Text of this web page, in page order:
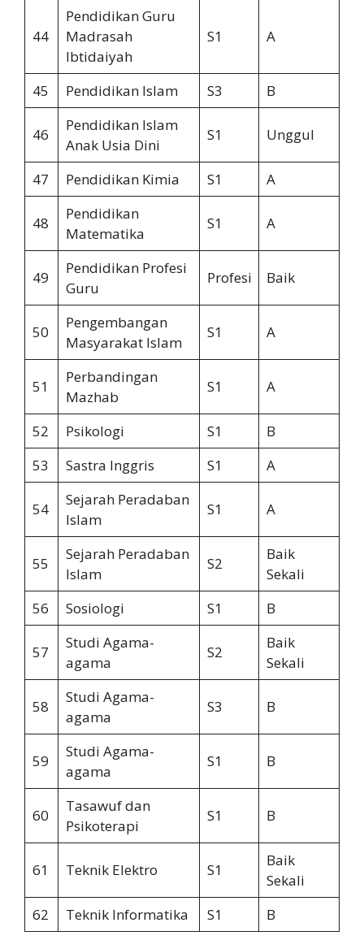
44
Pendidikan Guru
Madrasah
Ibtidaiyah
S1 A
45 Pendidikan Islam S3 B
46
Pendidikan Islam
Anak Usia Dini
S1 Unggul
47 Pendidikan Kimia S1 A
48
Pendidikan
Matematika
S1 A
49
Pendidikan Profesi
Guru
Profesi Baik
50
Pengembangan
Masyarakat Islam
S1 A
51
Perbandingan
Mazhab
S1 A
52 Psikologi S1
B
53
Sastra Inggris S1 A
54
Sejarah Peradaban
Islam
S1 A
55
Sejarah Peradaban
Islam
S2
Baik
Sekali
56
Sosiologi S1 B
57
Studi Agama-
agama
S2
Baik
Sekali
58
Studi Agama-
agama
S3 B
59
Studi Agama-
agama
S1 B
60
Tasawuf dan
Psikoterapi
S1 B
61 Teknik Elektro S1
Baik
Sekali
62
Teknik Informatika S1 B